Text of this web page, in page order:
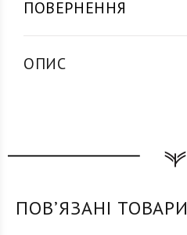
ПОВЕРНЕННЯ
ОПИС
ПОВʼЯЗАНІ ТОВАРИ